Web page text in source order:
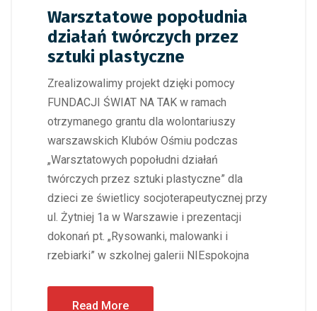
Warsztatowe popołudnia
działań twórczych przez
sztuki plastyczne
Zrealizowalimy projekt dzięki pomocy
FUNDACJI ŚWIAT NA TAK w ramach
otrzymanego grantu dla wolontariuszy
warszawskich Klubów Ośmiu podczas
„Warsztatowych popołudni działań
twórczych przez sztuki plastyczne” dla
dzieci ze świetlicy socjoterapeutycznej przy
ul. Żytniej 1a w Warszawie i prezentacji
dokonań pt. „Rysowanki, malowanki i
rzebiarki” w szkolnej galerii NIEspokojna
Read More